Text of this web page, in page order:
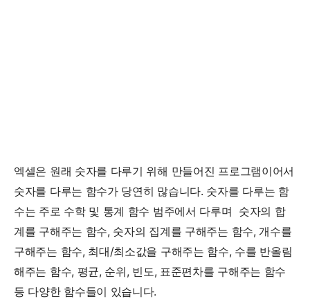
엑셀은 원래 숫자를 다루기 위해 만들어진 프로그램이어서
숫자를 다루는 함수가 당연히 많습니다. 숫자를 다루는 함
수는 주로 수학 및 통계 함수 범주에서 다루며 숫자의 합
계를 구해주는 함수, 숫자의 집계를 구해주는 함수, 개수를
구해주는 함수, 최대/최소값을 구해주는 함수, 수를 반올림
해주는 함수, 평균, 순위, 빈도, 표준편차를 구해주는 함수
등 다양한 함수들이 있습니다.